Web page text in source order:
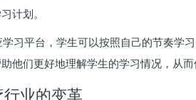
计划。
习平台，学生可以按照自己的节奏学
他们更好地理解学生的学习情况，从而
业的变革